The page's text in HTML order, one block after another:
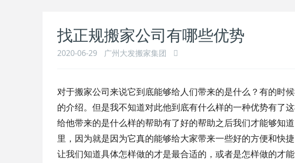
找正规搬家公司有哪些优势
2020-06-29 广州大发搬家集团
对于搬家公司来说它到底能够给人们带来的是什么？有的时
的介绍。但是我不知道对此他到底有什么样的一种优势有了
给他带来的是什么样的帮助有了好的帮助之后我们才能够知
里，因为就是因为它真的能够给大家带来一些好的方便和快
让我们知道具体怎样做的才是最合适的，或者是怎样做的才